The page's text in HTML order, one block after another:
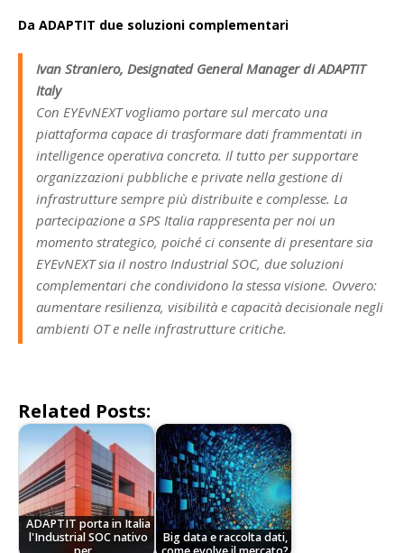
Da ADAPTIT due soluzioni complementari
Ivan Straniero, Designated General Manager di ADAPTIT
Italy
Con EYEvNEXT vogliamo portare sul mercato una
piattaforma capace di trasformare dati frammentati in
intelligence operativa concreta. Il tutto per supportare
organizzazioni pubbliche e private nella gestione di
infrastrutture sempre più distribuite e complesse. La
partecipazione a SPS Italia rappresenta per noi un
momento strategico, poiché ci consente di presentare sia
EYEvNEXT sia il nostro Industrial SOC, due soluzioni
complementari che condividono la stessa visione. Ovvero:
aumentare resilienza, visibilità e capacità decisionale negli
ambienti OT e nelle infrastrutture critiche.
Related Posts:
ADAPTIT porta in Italia
l'Industrial SOC nativo
Big data e raccolta dati,